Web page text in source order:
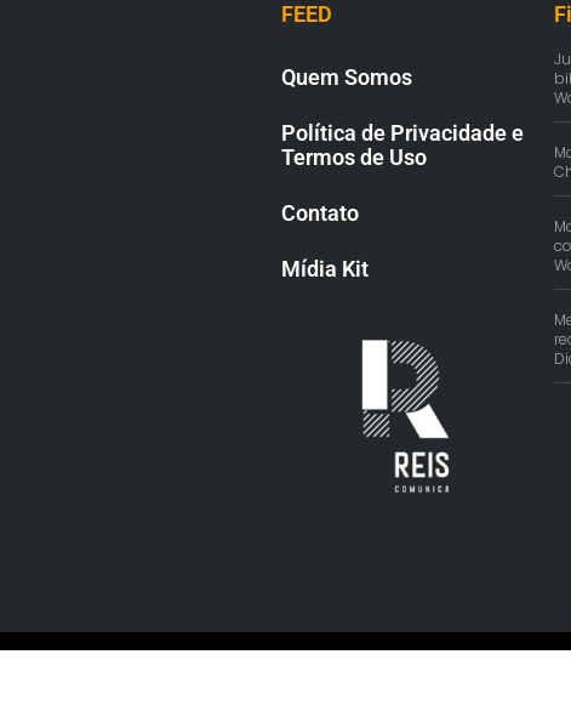
FEED
Quem Somos
Política de Privacidade e
Termos de Uso
Contato
Mídia Kit